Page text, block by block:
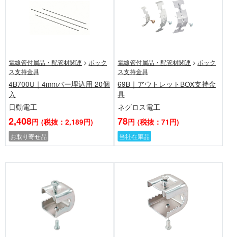
電線管付属品・配管材関連 > ボック
ス支持金具
4B700U｜4mmバー埋込用 20個
入
日動電工
2,408円 (税抜：2,189円)
お取り寄せ品
電線管付属品・配管材関連 > ボック
ス支持金具
69B｜アウトレットBOX支持金
具
ネグロス電工
78円 (税抜：71円)
当社在庫品